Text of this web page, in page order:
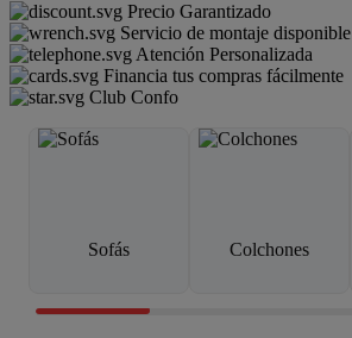
Precio Garantizado
Servicio de montaje disponible
Atención Personalizada
Financia tus compras fácilmente
Club Confo
Sofás Colchones